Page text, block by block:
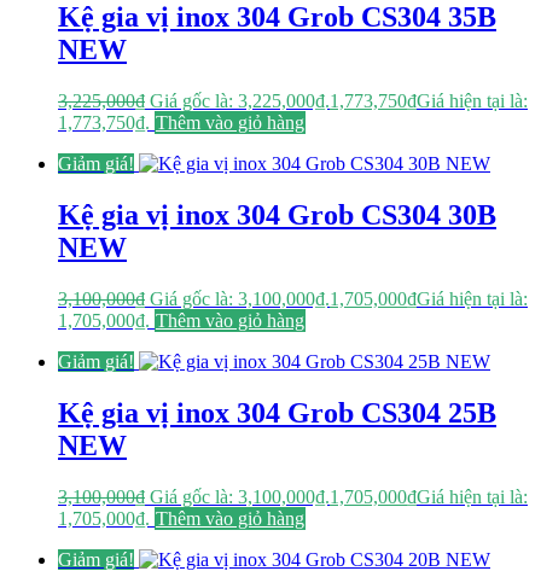
Kệ gia vị inox 304 Grob CS304 35B
NEW
3,225,000₫ Giá gốc là: 3,225,000₫.1,773,750₫Giá hiện tại là:
1,773,750₫. Thêm vào giỏ hàng
Giảm giá!
Kệ gia vị inox 304 Grob CS304 30B
NEW
3,100,000₫ Giá gốc là: 3,100,000₫.1,705,000₫Giá hiện tại là:
1,705,000₫. Thêm vào giỏ hàng
Giảm giá!
Kệ gia vị inox 304 Grob CS304 25B
NEW
3,100,000₫ Giá gốc là: 3,100,000₫.1,705,000₫Giá hiện tại là:
1,705,000₫. Thêm vào giỏ hàng
Giảm giá!